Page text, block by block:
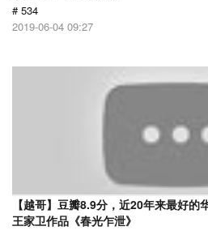
# 534
2019-06-04 09:27
【越哥】豆瓣8.9分，近20年来最好
王家卫作品《春光乍泄》